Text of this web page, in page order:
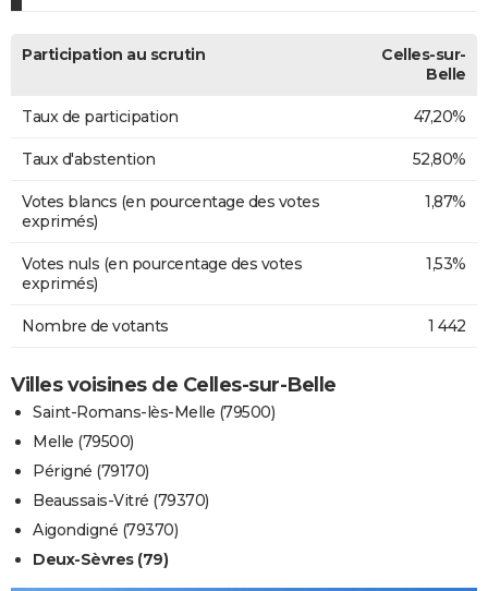
Participation au scrutin
Celles-sur-
Belle
Taux de participation 47,20%
Taux d'abstention 52,80%
Votes blancs (en pourcentage des votes
exprimés)
1,87%
Votes nuls (en pourcentage des votes
exprimés)
1,53%
Nombre de votants 1 442
Villes voisines de Celles-sur-Belle
Saint-Romans-lès-Melle (79500)
Melle (79500)
Périgné (79170)
Beaussais-Vitré (79370)
Aigondigné (79370)
Deux-Sèvres (79)